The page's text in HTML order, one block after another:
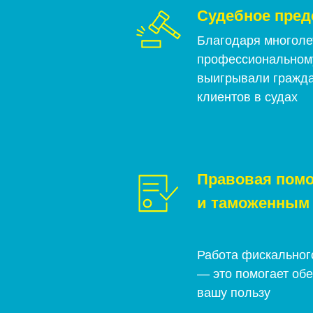
Благодаря
выигрывали
клиентов в судах
Судебное
Работа
— это помогает
вашу пользу
Правовая
и таможенным